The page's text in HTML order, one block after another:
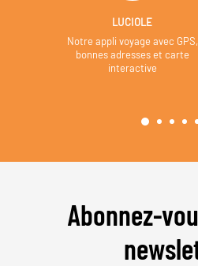
LUCIOLE
Notre appli voyage avec GPS,
bonnes adresses et carte
interactive
Abonnez-